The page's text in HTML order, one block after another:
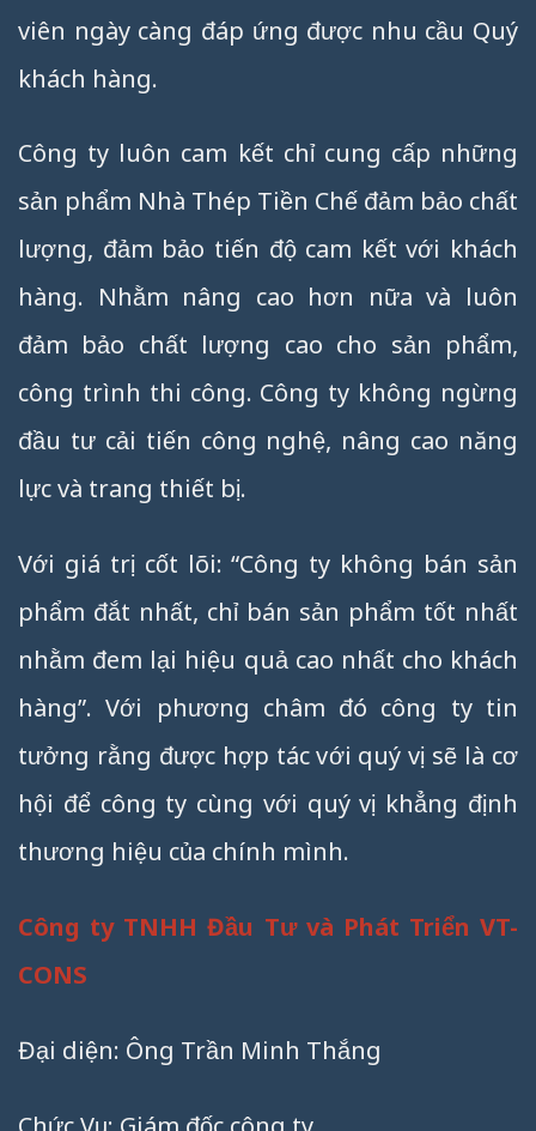
viên ngày càng đáp ứng được nhu cầu Quý
khách hàng.
Công ty luôn cam kết chỉ cung cấp những
sản phẩm Nhà Thép Tiền Chế đảm bảo chất
lượng, đảm bảo tiến độ cam kết với khách
hàng. Nhằm nâng cao hơn nữa và luôn
đảm bảo chất lượng cao cho sản phẩm,
công trình thi công. Công ty không ngừng
đầu tư cải tiến công nghệ, nâng cao năng
lực và trang thiết bị.
Với giá trị cốt lõi: “Công ty không bán sản
phẩm đắt nhất, chỉ bán sản phẩm tốt nhất
nhằm đem lại hiệu quả cao nhất cho khách
hàng”. Với phương châm đó công ty tin
tưởng rằng được hợp tác với quý vị sẽ là cơ
hội để công ty cùng với quý vị khẳng định
thương hiệu của chính mình.
Công ty TNHH Đầu Tư và Phát Triển VT-
CONS
Đại diện: Ông Trần Minh Thắng